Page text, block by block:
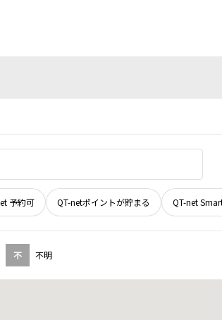
予約可 QT-netポイントが貯まる QT-net
不 不明